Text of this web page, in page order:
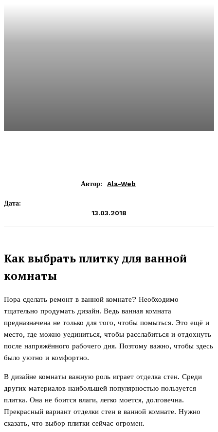
Автор: Ala-Web
Дата:
13.03.2018
Как выбрать плитку для ванной
комнаты
Пора сделать ремонт в ванной комнате? Необходимо
тщательно продумать дизайн. Ведь ванная комната
предназначена не только для того, чтобы помыться. Это ещё и
место, где можно уединиться, чтобы расслабиться и отдохнуть
после напряжённого рабочего дня. Поэтому важно, чтобы здесь
было уютно и комфортно.
В дизайне комнаты важную роль играет отделка стен. Среди
других материалов наибольшей популярностью пользуется
плитка. Она не боится влаги, легко моется, долговечна.
Прекрасный вариант отделки стен в ванной комнате. Нужно
сказать, что выбор плитки сейчас огромен.